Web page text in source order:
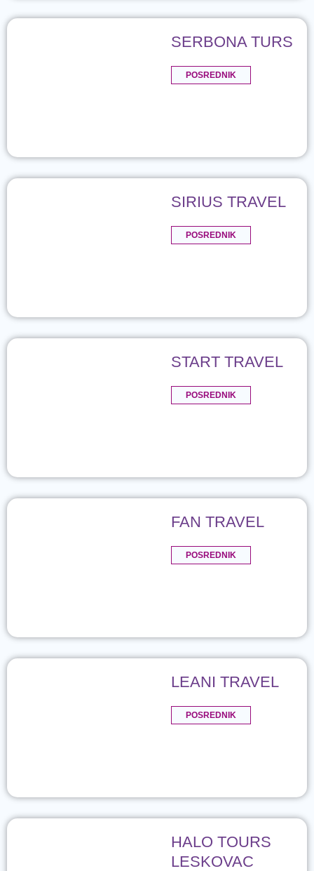
SERBONA TURS
POSREDNIK
SIRIUS TRAVEL
POSREDNIK
START TRAVEL
POSREDNIK
FAN TRAVEL
POSREDNIK
LEANI TRAVEL
POSREDNIK
HALO TOURS
LESKOVAC